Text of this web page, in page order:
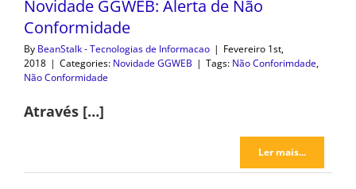
Novidade GGWEB: Alerta de Não
Conformidade
By BeanStalk - Tecnologias de Informacao | Fevereiro 1st,
2018 | Categories: Novidade GGWEB | Tags: Não Conforimdade,
Não Conformidade
Através […]
Ler mais...